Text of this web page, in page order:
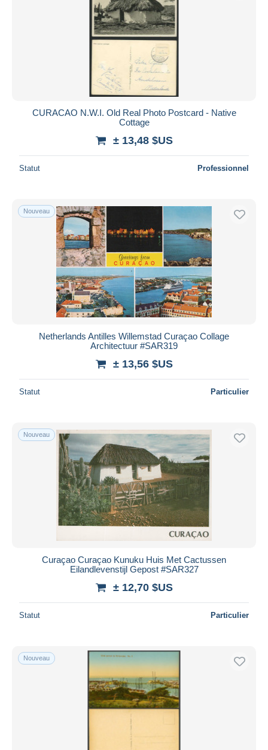
CURACAO N.W.I. Old Real Photo Postcard - Native
Cottage
± 13,48 $US
Statut Professionnel
Nouveau
Netherlands Antilles Willemstad Curaçao Collage
Architectuur #SAR319
± 13,56 $US
Statut Particulier
Nouveau
Curaçao Curaçao Kunuku Huis Met Cactussen
Eilandlevenstijl Gepost #SAR327
± 12,70 $US
Statut Particulier
Nouveau